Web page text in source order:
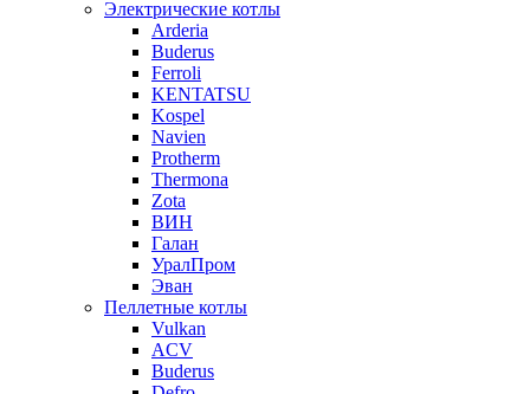
Электрические котлы
Arderia
Buderus
Ferroli
KENTATSU
Kospel
Navien
Protherm
Thermona
Zota
ВИН
Галан
УралПром
Эван
Пеллетные котлы
Vulkan
ACV
Buderus